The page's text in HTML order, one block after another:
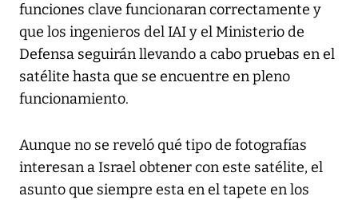
funciones clave funcionaran correctamente y
que los ingenieros del IAI y el Ministerio de
Defensa seguirán llevando a cabo pruebas en el
satélite hasta que se encuentre en pleno
funcionamiento.
Aunque no se reveló qué tipo de fotografías
interesan a Israel obtener con este satélite, el
asunto que siempre esta en el tapete en los